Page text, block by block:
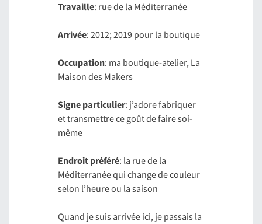
Travaille: rue de la Méditerranée
Arrivée: 2012; 2019 pour la boutique
Occupation: ma boutique-atelier, La
Maison des Makers
Signe particulier: j’adore fabriquer
et transmettre ce goût de faire soi-
même
Endroit préféré: la rue de la
Méditerranée qui change de couleur
selon l’heure ou la saison
Quand je suis arrivée ici, je passais la